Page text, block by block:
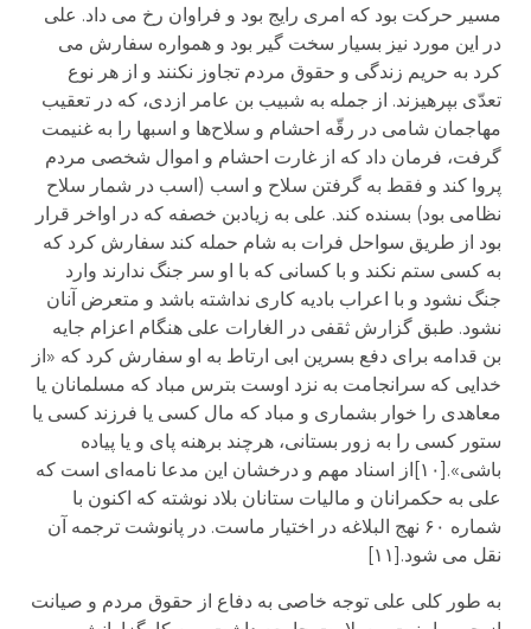
مسیر حرکت بود که امری رایج بود و فراوان رخ می داد. علی
در این مورد نیز بسیار سخت گیر بود و همواره سفارش می
کرد به حریم زندگی و حقوق مردم تجاوز نکنند و از هر نوع
تعدّی بپرهیزند. از جمله به شبیب بن عامر ازدی، که در تعقیب
مهاجمان شامی در رقّه احشام و سلاح‌ها و اسبها را به غنیمت
گرفت، فرمان داد که از غارت احشام و اموال شخصی مردم
پروا کند و فقط به گرفتن سلاح و اسب (اسب در شمار سلاح
نظامی بود) بسنده کند. علی به زیادبن خصفه که در اواخر قرار
بود از طریق سواحل فرات به شام حمله کند سفارش کرد که
به کسی ستم نکند و با کسانی که با او سر جنگ ندارند وارد
جنگ نشود و با اعراب بادیه کاری نداشته باشد و متعرض آنان
نشود. طبق گزارش ثقفی در الغارات علی هنگام اعزام جایه
بن قدامه برای دفع بسرین ابی ارتاط به او سفارش کرد که «از
خدایی که سرانجامت به نزد اوست بترس مباد که مسلمانان یا
معاهدی را خوار بشماری و مباد که مال کسی یا فرزند کسی یا
ستور کسی را به زور بستانی، هرچند برهنه پای و یا پیاده
باشی».[۱۰]از اسناد مهم و درخشان این مدعا نامه‌ای است که
علی به حکمرانان و مالیات ستانان بلاد نوشته که اکنون با
شماره ۶۰ نهج البلاغه در اختیار ماست. در پانوشت ترجمه آن
نقل می شود.[۱۱]
به طور کلی علی توجه خاصی به دفاع از حقوق مردم و صیانت